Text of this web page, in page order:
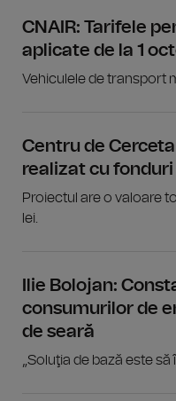
CNAIR: Tarifele
aplicate de la 1
Vehiculele de transport
Centru de
realizat cu
Proiectul are o valoare
lei.
Ilie Bolojan:
consumurilor de
de seară
„Soluţia de bază este să